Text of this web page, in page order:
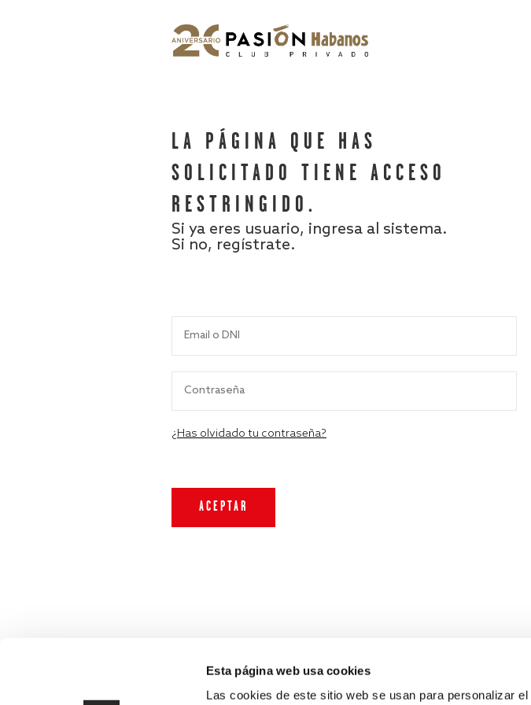
Esta página web usa cookies
Las cookies de este sitio web se usan para personalizar
LA PÁGINA QUE HAS
SOLICITADO TIENE ACCESO
RESTRINGIDO.
Si ya eres usuario, ingresa al sistema.
Si no, regístrate.
¿Has olvidado tu contraseña?